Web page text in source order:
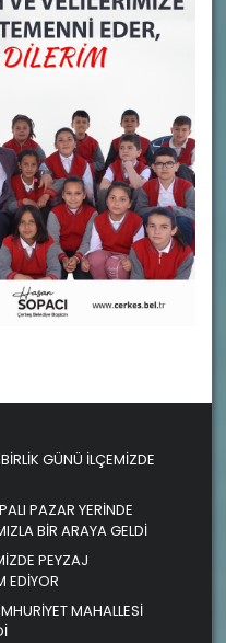
GÜNÜ İLÇEMİZDE
PAZAR YERİNDE
BİR ARAYA GELDİ
PEYZAJ
EDİYOR
MAHALLESİ